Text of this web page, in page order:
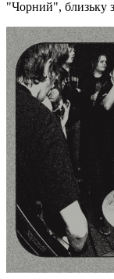
"Чорний", близьку